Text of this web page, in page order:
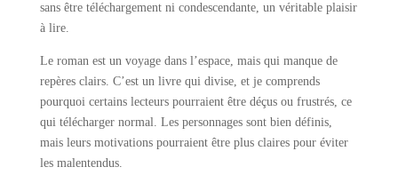
sans être téléchargement ni condescendante, un véritable plaisir
à lire.
Le roman est un voyage dans l’espace, mais qui manque de
repères clairs. C’est un livre qui divise, et je comprends
pourquoi certains lecteurs pourraient être déçus ou frustrés, ce
qui télécharger normal. Les personnages sont bien définis,
mais leurs motivations pourraient être plus claires pour éviter
les malentendus.